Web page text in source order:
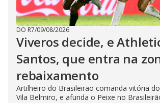
DO R7/09/08/2026
Viveros decide, e
Santos, que entra na
rebaixamento
Artilheiro do Brasileirão comanda vitória
Vila Belmiro, e afunda o Peixe no